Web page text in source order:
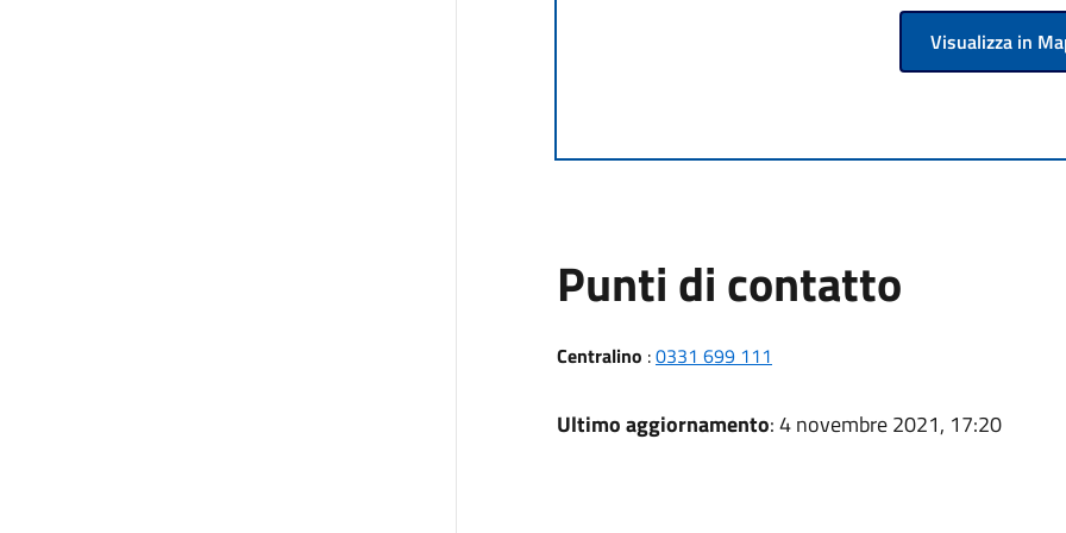
Visualizza in
Punti di contatto
Centralino :0331 699 111
Ultimo aggiornamento: 4 novembre 2021, 17:20